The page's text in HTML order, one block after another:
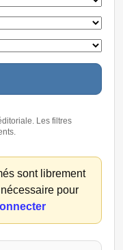
Les filtres
sont librement
pour